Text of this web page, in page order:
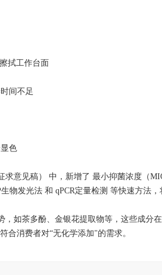
拭工作台面
间不足
色
求意见稿） 中，新增了 最小抑菌浓度（
物发光法 和 qPCR定量检测 等快速方法
如茶多酚、金银花提取物等，这些成分
合消费者对“无化学添加"的需求。